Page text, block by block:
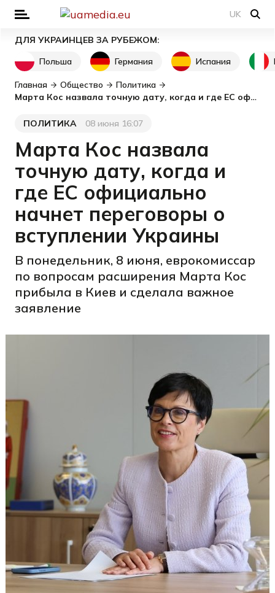
UK
ДЛЯ УКРАИНЦЕВ ЗА РУБЕЖОМ:
Польша
Германия Испания
Главная Общество
Политика
Марта Кос назвала точную дату, когда и где ЕС официально начнет переговоры о вступлении Украины
Категория
ПОЛИТИКА
Дата публикации
08 июня 16:07
Марта Кос назвала
точную дату, когда и
где ЕС официально
начнет переговоры о
вступлении Украины
В понедельник, 8 июня, еврокомиссар
по вопросам расширения Марта Кос
прибыла в Киев и сделала важное
заявление